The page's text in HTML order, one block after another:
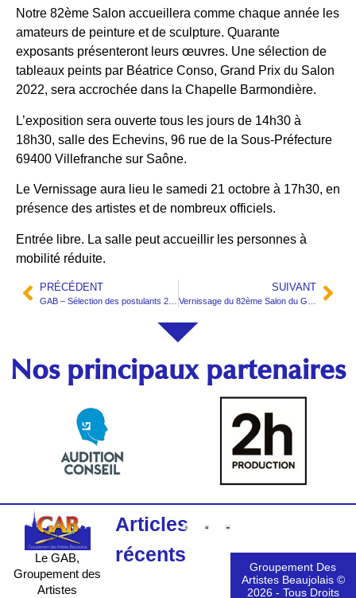
Notre 82ème Salon accueillera comme chaque année les
amateurs de peinture et de sculpture. Quarante
exposants présenteront leurs œuvres. Une sélection de
tableaux peints par Béatrice Conso, Grand Prix du Salon
2022, sera accrochée dans la Chapelle Barmondière.
L’exposition sera ouverte tous les jours de 14h30 à
18h30, salle des Echevins, 96 rue de la Sous-Préfecture
69400 Villefranche sur Saône.
Le Vernissage aura lieu le samedi 21 octobre à 17h30, en
présence des artistes et de nombreux officiels.
Entrée libre. La salle peut accueillir les personnes à
mobilité réduite.
PRÉCÉDENT SUIVANT
Nos principaux partenaires
Le GAB,
Groupement des
Artistes
Articles
récents
Groupement Des
Artistes Beaujolais ©
2026 - Tous Droits